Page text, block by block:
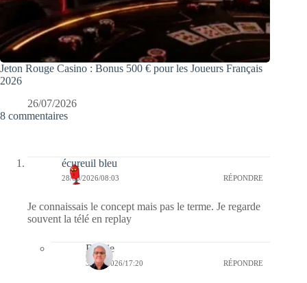
Jeton Rouge Casino : Bonus 500 € pour les Joueurs Français
2026
26/07/2026
8 commentaires
écureuil bleu
28/06/2026/08:03 RÉPONDRE
Je connaissais le concept mais pas le terme. Je regarde
souvent la télé en replay
Bernie
30/06/2026/17:20 RÉPONDRE